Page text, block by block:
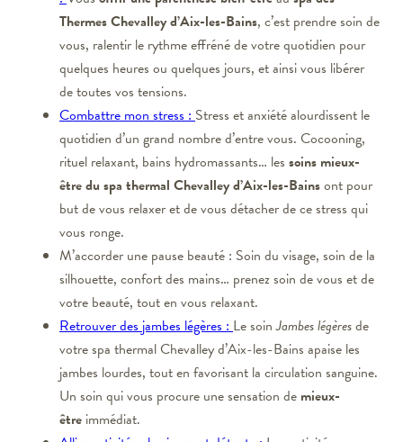
Thermes Chevalley d’Aix-les-Bains, c’est prendre soin de
vous, ralentir le rythme effréné de votre quotidien pour
quelques heures ou quelques jours, et ainsi vous libérer
de toutes vos tensions.
Combattre mon stress : Stress et anxiété alourdissent le
quotidien d’un grand nombre d’entre vous. Cocooning,
rituel relaxant, bains hydromassants… les soins mieux-
être du spa thermal Chevalley d’Aix-les-Bainsont pour
but de vous relaxer et de vous détacher de ce stress qui
vous ronge.
M’accorder une pause beauté : Soin du visage, soin de la
silhouette, confort des mains… prenez soin de vous et de
votre beauté, tout en vous relaxant.
Retrouver des jambes légères : Le soinJambes légèresde
votre spa thermal Chevalley d’Aix-les-Bains apaise les
jambes lourdes, tout en favorisant la circulation sanguine.
Un soin qui vous procure une sensation de mieux-
être immédiat.